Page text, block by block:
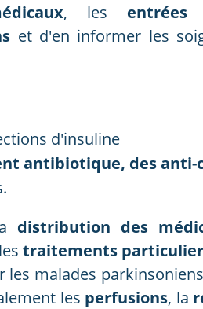
, les
et d'en informer les
d'insuline
antibiotique, des anti-
distribution des
traitements
malades
les perfusions, la